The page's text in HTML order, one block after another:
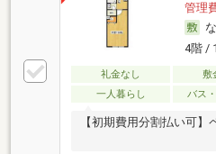
管理
4階 /
礼金なし 敷
一人暮らし
バス
【初期費用分割払い可